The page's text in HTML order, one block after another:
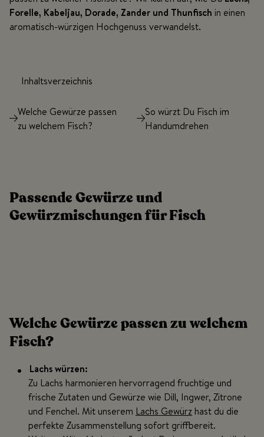
Forelle, Kabeljau, Dorade, Zander und Thunfisch in einen
aromatisch-würzigen Hochgenuss verwandelst.
Inhaltsverzeichnis
Welche Gewürze passen
zu welchem Fisch?
So würzt Du Fisch im
Handumdrehen
Passende Gewürze und
Gewürzmischungen für Fisch
Welche Gewürze passen zu welchem
Fisch?
Lachs würzen:
Zu Lachs harmonieren hervorragend fruchtige und
frische Zutaten und Gewürze wie Dill, Ingwer, Zitrone
und Fenchel. Mit unserem Lachs Gewürz hast du die
perfekte Zusammenstellung sofort griffbereit.